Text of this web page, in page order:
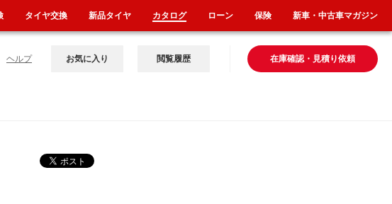
ヘルプ 在庫確認・見積り依頼
お気に入り 閲覧履歴
タイヤ交換 新品タイヤ カタログ ローン 保険 新車・中古車マガジン